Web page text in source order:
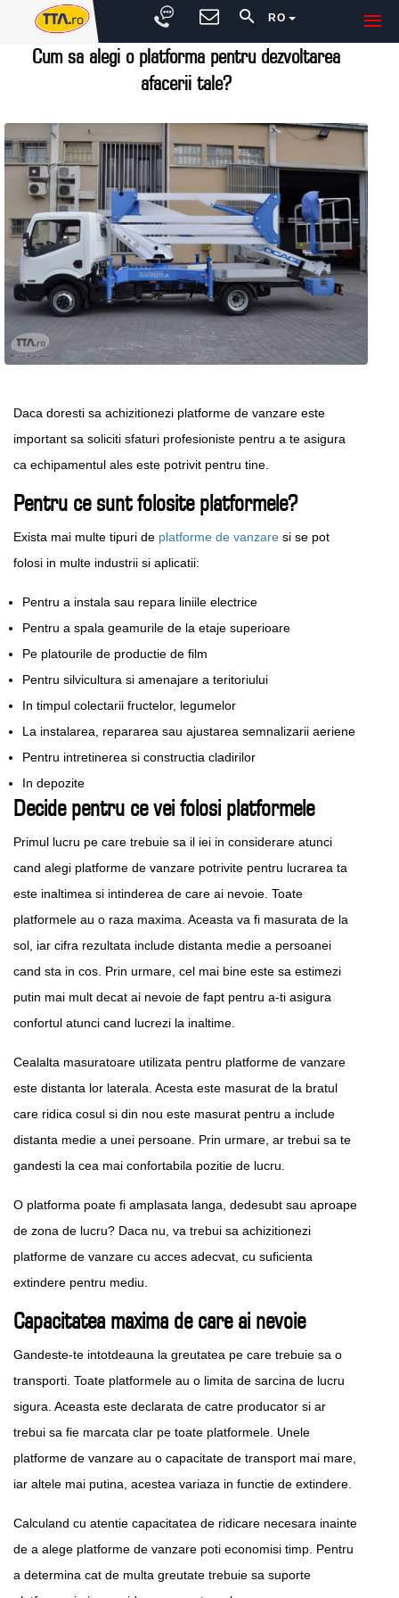
RO
Cum sa alegi o platforma pentru dezvoltarea
afacerii tale?
Daca doresti sa achizitionezi platforme de vanzare este
important sa soliciti sfaturi profesioniste pentru a te asigura
ca echipamentul ales este potrivit pentru tine.
Pentru ce sunt folosite platformele?
Exista mai multe tipuri de platforme de vanzare si se pot
folosi in multe industrii si aplicatii:
Pentru a instala sau repara liniile electrice
Pentru a spala geamurile de la etaje superioare
Pe platourile de productie de film
Pentru silvicultura si amenajare a teritoriului
In timpul colectarii fructelor, legumelor
La instalarea, repararea sau ajustarea semnalizarii aeriene
Pentru intretinerea si constructia cladirilor
In depozite
Decide pentru ce vei folosi platformele
Primul lucru pe care trebuie sa il iei in considerare atunci
cand alegi platforme de vanzare potrivite pentru lucrarea ta
este inaltimea si intinderea de care ai nevoie. Toate
platformele au o raza maxima. Aceasta va fi masurata de la
sol, iar cifra rezultata include distanta medie a persoanei
cand sta in cos. Prin urmare, cel mai bine este sa estimezi
putin mai mult decat ai nevoie de fapt pentru a-ti asigura
confortul atunci cand lucrezi la inaltime.
Cealalta masuratoare utilizata pentru platforme de vanzare
este distanta lor laterala. Acesta este masurat de la bratul
care ridica cosul si din nou este masurat pentru a include
distanta medie a unei persoane. Prin urmare, ar trebui sa te
gandesti la cea mai confortabila pozitie de lucru.
O platforma poate fi amplasata langa, dedesubt sau aproape
de zona de lucru? Daca nu, va trebui sa achizitionezi
platforme de vanzare cu acces adecvat, cu suficienta
extindere pentru mediu.
Capacitatea maxima de care ai nevoie
Gandeste-te intotdeauna la greutatea pe care trebuie sa o
transporti. Toate platformele au o limita de sarcina de lucru
sigura. Aceasta este declarata de catre producator si ar
trebui sa fie marcata clar pe toate platformele. Unele
platforme de vanzare au o capacitate de transport mai mare,
iar altele mai putina, acestea variaza in functie de extindere.
Calculand cu atentie capacitatea de ridicare necesara inainte
de a alege platforme de vanzare poti economisi timp. Pentru
a determina cat de multa greutate trebuie sa suporte